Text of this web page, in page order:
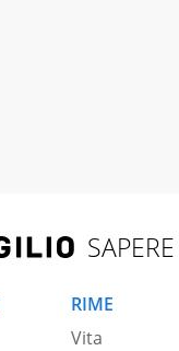
SAPERE
RIME
Vita